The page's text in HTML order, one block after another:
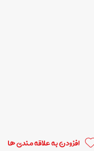
افزودن به علاقه مندی ها